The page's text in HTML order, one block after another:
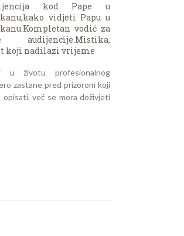
kod Pape u
vidjeti Papu u
vodič za
audijencije.Mistika,
koji nadilazi vrijeme
u životu profesionalnog
zastane pred prizorom koji
opisati, već se mora doživjeti